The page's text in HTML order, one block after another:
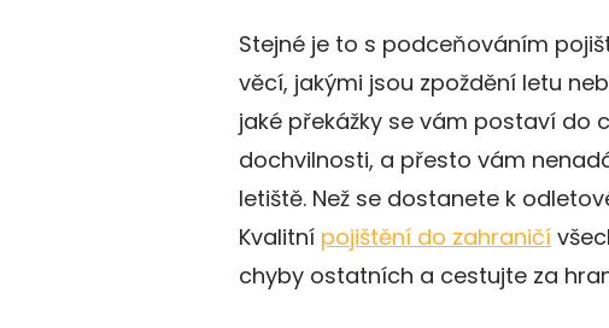
Stejné je to s podceňováním
věcí, jakými jsou zpoždění letu
jaké překážky se vám postaví do
dochvilnosti, a přesto vám
letiště. Než se dostanete k
Kvalitní pojištění do zahraničí
chyby ostatních a cestujte za